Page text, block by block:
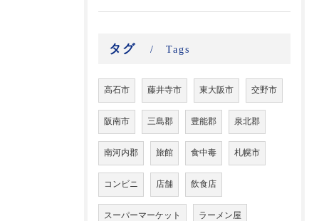
タグ Tags
高石市 藤井寺市 東大阪市 交野市
阪南市 三島郡 豊能郡 泉北郡
南河内郡 旅館 食中毒 札幌市
コンビニ 店舗 飲食店
スーパーマーケット ラーメン屋